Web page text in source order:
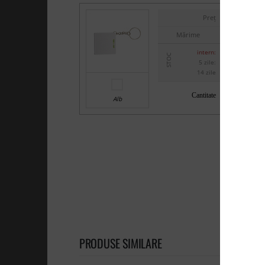
Alb
Preț
Mărime
STOC
intern:
5 zile:
14 zile
Cantitate
PRODUSE SIMILARE